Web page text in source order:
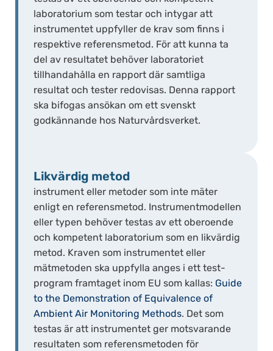
laboratorium som testar och intygar att
instrumentet uppfyller de krav som finns i
respektive referensmetod. För att kunna ta
del av resultatet behöver laboratoriet
tillhandahålla en rapport där samtliga
resultat och tester redovisas. Denna rapport
ska bifogas ansökan om ett svenskt
godkännande hos Naturvårdsverket.
Likvärdig metod
instrument eller metoder som inte mäter
enligt en referensmetod. Instrumentmodellen
eller typen behöver testas av ett oberoende
och kompetent laboratorium som en likvärdig
metod. Kraven som instrumentet eller
mätmetoden ska uppfylla anges i ett test-
program framtaget inom EU som kallas: Guide
to the Demonstration of Equivalence of
Ambient Air Monitoring Methods. Det som
testas är att instrumentet ger motsvarande
resultaten som referensmetoden för